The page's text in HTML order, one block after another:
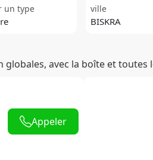
un type ville
BISKRA
avec la boîte et toutes
Appeler